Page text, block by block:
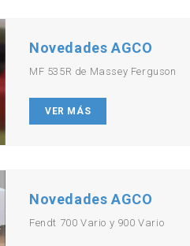
Novedades AGCO
MF 535R de Massey Ferguson
VER MÁS
Novedades AGCO
Fendt 700 Vario y 900 Vario